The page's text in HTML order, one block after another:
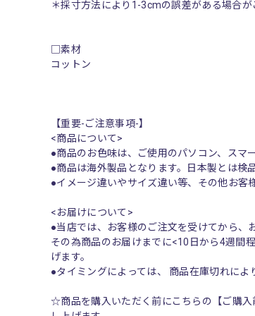
＊採寸方法により1-3cmの誤差がある場合が
□素材
コットン
【重要-ご注意事項-】
<商品について>
●商品のお色味は、ご使用のパソコン、スマ
●商品は海外製品となります。日本製とは検
●イメージ違いやサイズ違い等、その他お客
<お届けについて>
●当店では、お客様のご注文を受けてから、
その為商品のお届けまでに<10日から4週間
げます。
●タイミングによっては、 商品在庫切れに
☆商品を購入いただく前にこちらの【ご購